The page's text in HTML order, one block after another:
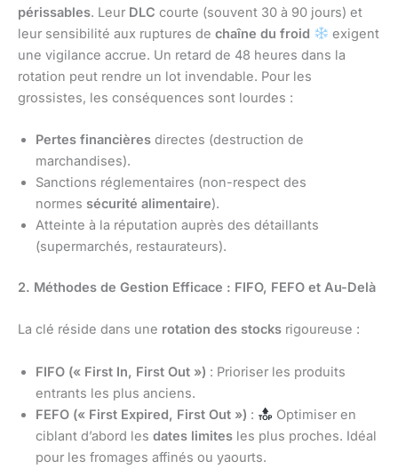
périssables. Leur DLC courte (souvent 30 à 90 jours) et
leur sensibilité aux ruptures de chaîne du froid
exigent
une vigilance accrue. Un retard de 48 heures dans la
rotation peut rendre un lot invendable. Pour les
grossistes, les conséquences sont lourdes :
Pertes financières directes (destruction de
marchandises).
Sanctions réglementaires (non-respect des
normes sécurité alimentaire).
Atteinte à la réputation auprès des détaillants
(supermarchés, restaurateurs).
2. Méthodes de Gestion Efficace : FIFO, FEFO et Au-Delà
La clé réside dans une rotation des stocks rigoureuse :
FIFO (« First In, First Out ») : Prioriser les produits
entrants les plus anciens.
FEFO (« First Expired, First Out ») :
Optimiser en
ciblant d’abord les dates limites les plus proches. Idéal
pour les fromages affinés ou yaourts.